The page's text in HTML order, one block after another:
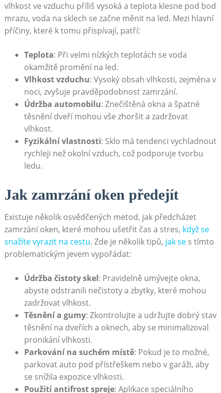
vlhkost ve vzduchu příliš vysoká a teplota klesne pod bod
mrazu, voda na sklech⁤ se začne měnit na led. Mezi hlavní
příčiny, které k tomu přispívají, patří:
Teplota: Při​ velmi nízkých teplotách se voda
okamžitě ​promění na ‍led.
Vlhkost vzduchu: Vysoký obsah vlhkosti,⁤ zejména ⁢v
noci, zvyšuje pravděpodobnost zamrzání.
Údržba automobilu: Znečištěná okna a špatné
těsnění dveří⁤ mohou⁤ vše zhoršit a zadržovat
vlhkost.
Fyzikální vlastnosti:⁢ Sklo má tendenci vychladnout
rychleji než okolní vzduch, což podporuje tvorbu
ledu.
Jak zamrzání oken ‍předejít
Existuje několik osvědčených metod, ‍jak předcházet
zamrzání oken, které mohou ušetřit‍ čas a stres, když se
snažíte vyrazit na cestu. Zde je několik tipů, jak ses ⁣tímto
problematickým jevem vypořádat:
Údržba čistoty skel: Pravidelně umývejte okna,
abyste odstranili nečistoty a zbytky, které mohou
zadržovat vlhkost.
Těsnění a gumy: Zkontrolujte a⁢ udržujte‌ dobrý stav
těsnění na dveřích a oknech, aby se minimalizoval
pronikání vlhkosti.
Parkování na suchém místě: Pokud je to možné,
parkovat auto pod‍ přístřeškem nebo v garáži, aby
se ‌snížila expozice vlhkosti.
Použití antifrost spreje: Aplikace speciálního